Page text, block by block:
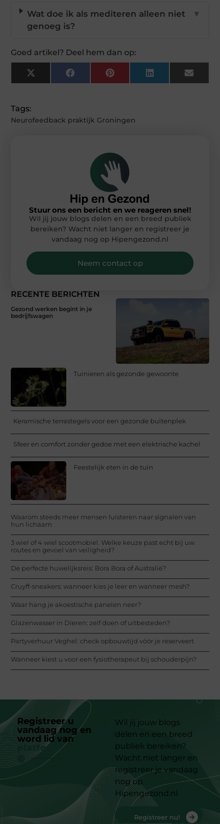
Wat doe ik als mediteren alleen niet
genoeg is?
▼
Goed artikel? Deel hem dan op:
X
(Twitter)
FacebookPinterestLinkedInEmail
Tags:
Neurofeedback praktijk Groningen
RECENTE BERICHTEN
Gezond werken begint in je
bedrijfswagen
Tuinieren als gezonde gewoonte
Keramische terrastegels voor een gezonde buitenplek
Sfeer en comfort zonder gedoe met een elektrische kachel
Feestelijk eten in de tuin
Waarom steeds meer mensen luisteren naar signalen van
hun lichaam
3 wiel of 4 wiel scootmobiel. Welke keuze past echt bij uw
routes en gevoel van veiligheid?
De perfecte huwelijksreis: Bora Bora of Australië?
Cruyff-sneakers: wanneer kies je leer en wanneer mesh?
Waar hang je akoestische panelen neer?
Glazenwasser in Dieren: zelf doen of uitbesteden?
Partyverhuur Veghel: check opbouwtijd vóór je reserveert
Wanneer kiest u voor een fysiotherapeut bij schouderpijn?
Stuur ons een bericht en we reageren snel!
Wil jij jouw blogs delen en een breed publiek
bereiken? Wacht niet langer en registreer je
vandaag nog op Hipengezond.nl
Neem contact op
Registreer u
vandaag nog en
word lid van
platform
Wil jij jouw blogs
delen en een breed
publiek bereiken?
Wacht niet langer en
registreer je vandaag
nog op
Hipengezond.nl
Registreer nu!